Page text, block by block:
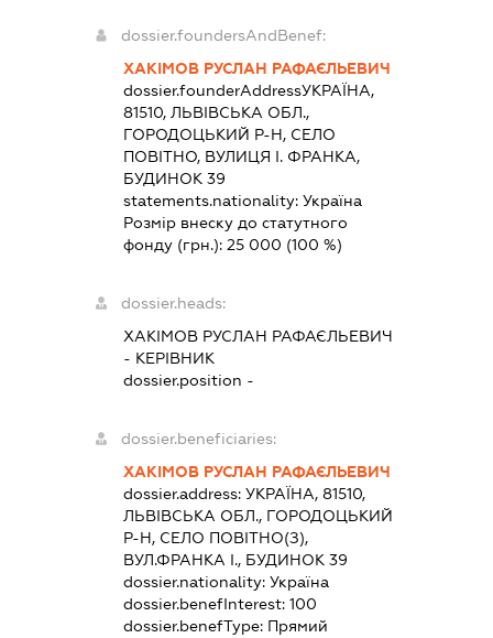
dossier.foundersAndBenef:
ХАКІМОВ РУСЛАН РАФАЄЛЬЕВИЧ
dossier.founderAddressУКРАЇНА,
81510, ЛЬВІВСЬКА ОБЛ.,
ГОРОДОЦЬКИЙ Р-Н, СЕЛО
ПОВІТНО, ВУЛИЦЯ І. ФРАНКА,
БУДИНОК 39
statements.nationality: Україна
Розмір внеску до статутного
фонду (грн.): 25 000 (100 %)
dossier.heads:
ХАКІМОВ РУСЛАН РАФАЄЛЬЕВИЧ
- КЕРІВНИК
dossier.position -
dossier.beneficiaries:
ХАКІМОВ РУСЛАН РАФАЄЛЬЕВИЧ
dossier.address: УКРАЇНА, 81510,
ЛЬВІВСЬКА ОБЛ., ГОРОДОЦЬКИЙ
Р-Н, СЕЛО ПОВІТНО(З),
ВУЛ.ФРАНКА І., БУДИНОК 39
dossier.nationality: Україна
dossier.benefInterest: 100
dossier.benefType: Прямий